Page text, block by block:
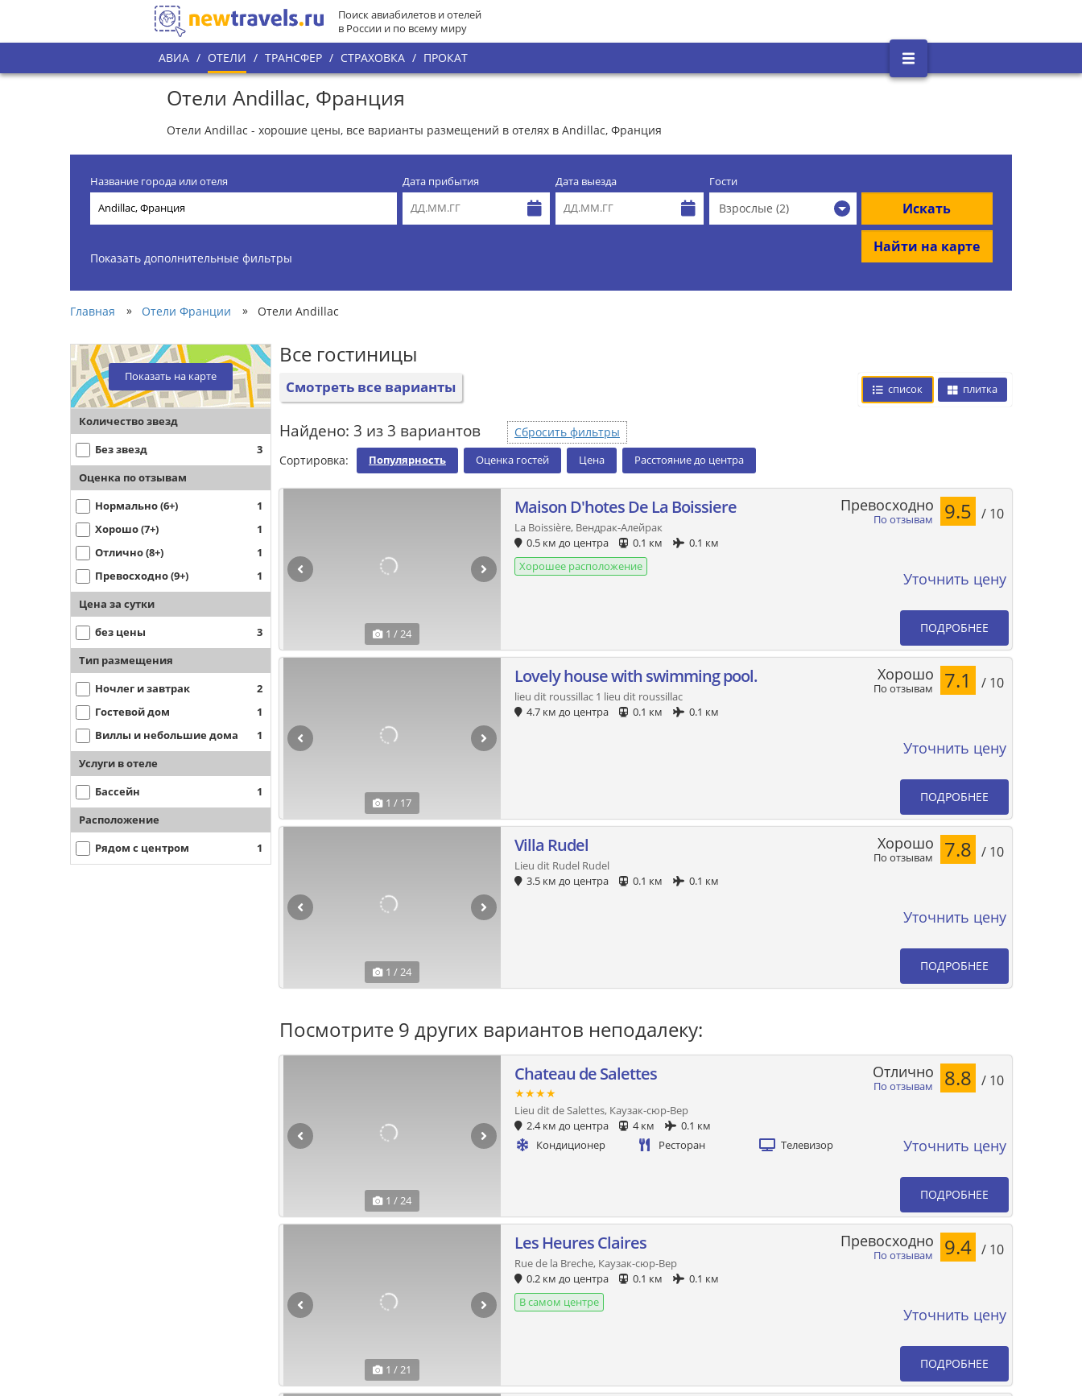
Поиск авиабилетов и отелей
в России и по всему миру
АВИА / ОТЕЛИ / ТРАНСФЕР / СТРАХОВКА / ПРОКАТ
Отели Andillac, Франция
Отели Andillac - хорошие цены, все варианты размещений в отелях в Andillac, Франция
Название города или отеля Дата прибытия Дата выезда Гости
Взрослые (2) Искать
Найти на карте
Показать дополнительные фильтры
Главная » Отели Франции » Отели Andillac
Показать на карте
Количество звезд
Без звезд 3
Оценка по отзывам
Нормально (6+)
1
Хорошо (7+)
1
Отлично (8+)
1
Превосходно (9+)
1
Цена за сутки
без цены 3
Тип размещения
Ночлег и завтрак
2
Гостевой дом
1
Виллы и небольшие дома
1
Услуги в отеле
Бассейн 1
Расположение
Рядом с центром 1
Все гостиницы
Смотреть все варианты список плитка
Найдено: 3 из 3 вариантов
Сбросить фильтры
Сортировка:
Популярность Оценка гостей Цена Расстояние до центра
1 / 24
Maison D'hotes De La Boissiere
La Boissière, Вендрак-Алейрак
0.5 км до центра
0.1 км
0.1 км
Хорошее расположение
По отзывам
Превосходно 9.5 / 10
Уточнить цену
ПОДРОБНЕЕ
1 / 17
Lovely house with swimming pool.
lieu dit roussillac 1 lieu dit roussillac
4.7 км до центра
0.1 км 0.1 км
По отзывам
Хорошо 7.1 / 10
Уточнить цену
ПОДРОБНЕЕ
1 / 24
Villa Rudel
Lieu dit Rudel Rudel
3.5 км до центра
0.1 км 0.1 км
По отзывам
Хорошо 7.8 / 10
Уточнить цену
ПОДРОБНЕЕ
Посмотрите 9 других вариантов неподалеку:
1 / 24
Chateau de Salettes
★★★★
Lieu dit de Salettes, Каузак-сюр-Вер
2.4 км до центра
4 км
0.1 км
Кондиционер
Ресторан Телевизор
По отзывам
Отлично 8.8 / 10
Уточнить цену
ПОДРОБНЕЕ
1 / 21
Les Heures Claires
Rue de la Breche, Каузак-сюр-Вер
0.2 км до центра
0.1 км
0.1 км
В самом центре
По отзывам
Превосходно 9.4 / 10
Уточнить цену
ПОДРОБНЕЕ